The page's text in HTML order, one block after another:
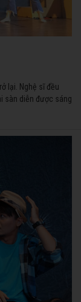
lại. Nghệ sĩ đều
sàn diễn được sáng